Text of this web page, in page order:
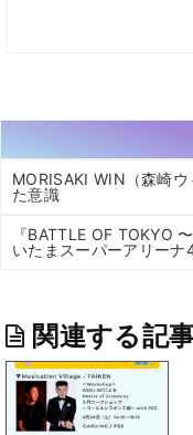
MORISAKI WIN（森崎
た意識
『BATTLE OF TOKYO
いたまスーパーアリーナ
関連する記